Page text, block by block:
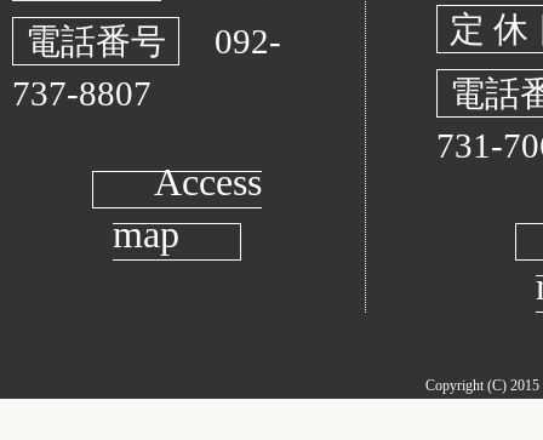
電話番号
092-
737-8807
Access
map
定 休
電話
731-
Copyright (C) 2015